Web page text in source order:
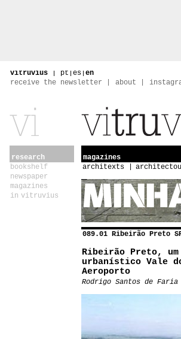
vitruvius | pt | es | en
receive the newsletter
about
research
bookshelf
newspaper
magazines
in vitruvius
magazines
architexts
089.01 Ribeirão Preto
Ribeirão Preto,
urbanístico Vale
Aeroporto
Rodrigo Santos de Faria